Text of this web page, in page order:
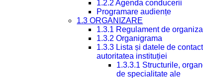
1.2.2 Agenda conducerii
Programare audiențe
1.3 ORGANIZARE
1.3.1 Regulament de
1.3.2 Organigrama
1.3.3 Lista și datele de
autoritatea instituției
1.3.3.1 Structurile,
de specialitate ale